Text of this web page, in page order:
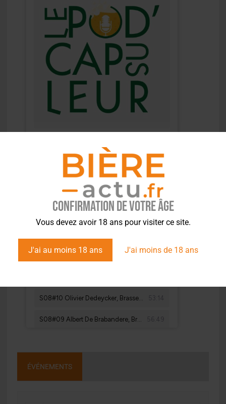
Confirmation de votre âge
Vous devez avoir 18 ans pour visiter ce site.
J'ai au moins 18 ans J'ai moins de 18 ans
ÉVÉNEMENTS